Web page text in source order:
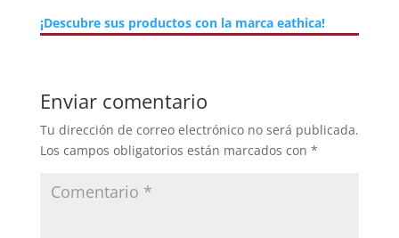
¡Descubre sus productos con la marca eathica!
Enviar comentario
Tu dirección de correo electrónico no será publicada.
Los campos obligatorios están marcados con *